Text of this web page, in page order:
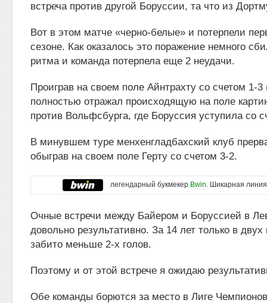
встреча против другой Боруссии, та что из
Вот в этом матче «черно-белые» и потерпели
сезоне. Как оказалось это поражение немного
ритма и команда потерпела еще 2 неудачи.
Проиграв на своем поле Айнтрахту со счетом 1-3
полностью отражал происходящую на поле
против Вольфсбурга, где Боруссия уступила со
В минувшем туре менхенгладбахский клуб
обыграв на своем поле Герту со счетом 3-2.
легендарный букмекер Bwin. Шикарная
Очные встречи между Байером и Боруссией в
довольно результативно. За 14 лет только в
забито меньше 2-х голов.
Поэтому и от этой встрече я ожидаю
Обе команды борются за место в Лиге